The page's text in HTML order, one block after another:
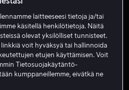
laitteeseesi tietoja ja/tai
käsitellä henkilötietoja. Näitä
olevat yksilölliset tunnisteet.
linkkiä voit hyväksyä tai hallinnoida
etujen käyttämisen. Voit
Tietosuojakäytäntö-
kumppaneillemme, eivätkä ne